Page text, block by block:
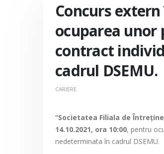
Concurs
ocuparea unor
contract
cadrul DSEMU.
CARIERE
“Societatea Filiala de
14.10.2021, ora 10:00, pentru
nedeterminata în cadrul DSEMU.